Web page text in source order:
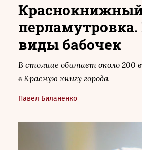
виды бабочек
В столице обитает около 200
в Красную книгу города
Павел Биланенко